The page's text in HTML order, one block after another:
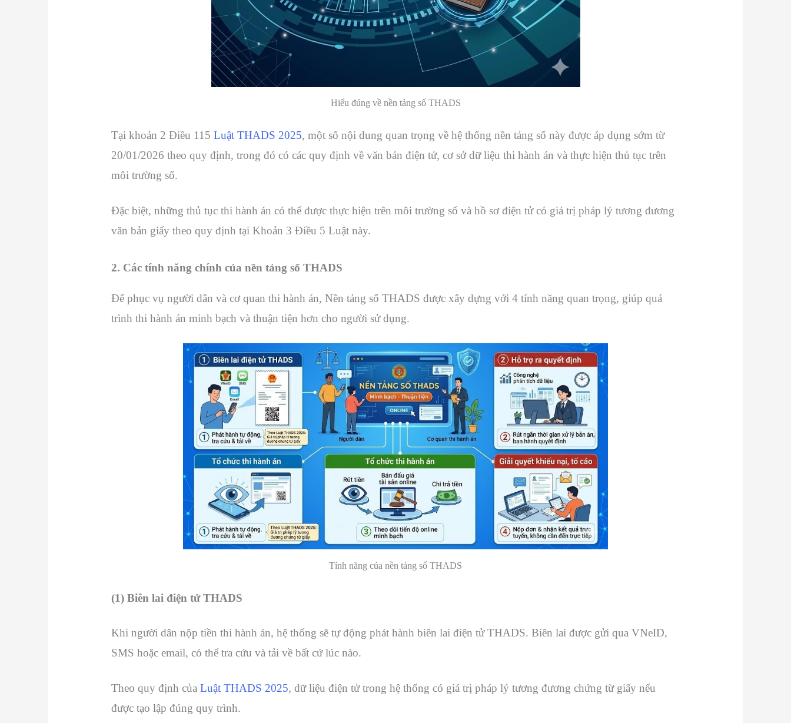
Hiểu đúng về nền tảng số THADS
Tại khoản 2 Điều 115 Luật THADS 2025, một số nội dung quan trọng về hệ thống nền tảng số này được áp dụng sớm từ
20/01/2026 theo quy định, trong đó có các quy định về văn bản điện tử, cơ sở dữ liệu thi hành án và thực hiện thủ tục trên
môi trường số.
Đặc biệt, những thủ tục thi hành án có thể được thực hiện trên môi trường số và hồ sơ điện tử có giá trị pháp lý tương đương
văn bản giấy theo quy định tại Khoản 3 Điều 5 Luật này.
2. Các tính năng chính của nền tảng số THADS
Để phục vụ người dân và cơ quan thi hành án, Nền tảng số THADS được xây dựng với 4 tính năng quan trọng, giúp quá
trình thi hành án minh bạch và thuận tiện hơn cho người sử dụng.
Tính năng của nền tảng số THADS
(1) Biên lai điện tử THADS
Khi người dân nộp tiền thi hành án, hệ thống sẽ tự động phát hành biên lai điện tử THADS. Biên lai được gửi qua VNeID,
SMS hoặc email, có thể tra cứu và tải về bất cứ lúc nào.
Theo quy định của Luật THADS 2025, dữ liệu điện tử trong hệ thống có giá trị pháp lý tương đương chứng từ giấy nếu
được tạo lập đúng quy trình.